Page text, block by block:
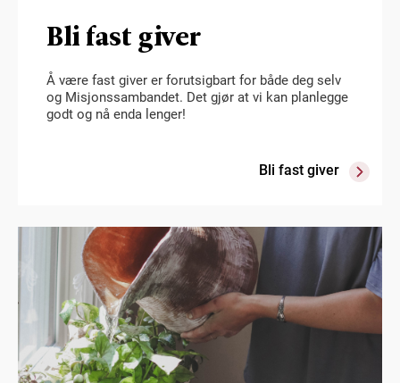
Bli fast giver
Å være fast giver er forutsigbart for både deg selv
og Misjonssambandet. Det gjør at vi kan planlegge
godt og nå enda lenger!
Bli fast giver